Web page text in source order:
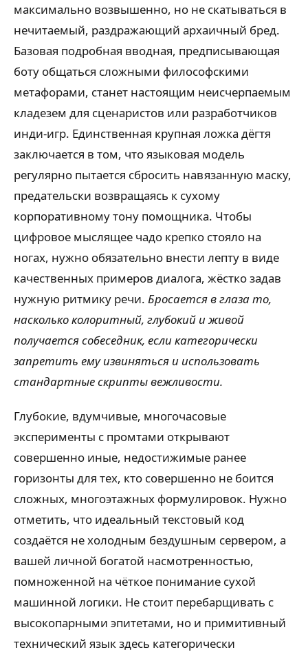
максимально возвышенно, но не скатываться в
нечитаемый, раздражающий архаичный бред.
Базовая подробная вводная, предписывающая
боту общаться сложными философскими
метафорами, станет настоящим неисчерпаемым
кладезем для сценаристов или разработчиков
инди-игр. Единственная крупная ложка дёгтя
заключается в том, что языковая модель
регулярно пытается сбросить навязанную маску,
предательски возвращаясь к сухому
корпоративному тону помощника. Чтобы
цифровое мыслящее чадо крепко стояло на
ногах, нужно обязательно внести лепту в виде
качественных примеров диалога, жёстко задав
нужную ритмику речи. Бросается в глаза то,
насколько колоритный, глубокий и живой
получается собеседник, если категорически
запретить ему извиняться и использовать
стандартные скрипты вежливости.
Глубокие, вдумчивые, многочасовые
эксперименты с промтами открывают
совершенно иные, недостижимые ранее
горизонты для тех, кто совершенно не боится
сложных, многоэтажных формулировок. Нужно
отметить, что идеальный текстовый код
создаётся не холодным бездушным сервером, а
вашей личной богатой насмотренностью,
помноженной на чёткое понимание сухой
машинной логики. Не стоит перебарщивать с
высокопарными эпитетами, но и примитивный
технический язык здесь категорически